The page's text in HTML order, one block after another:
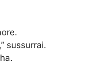
sussurrai.